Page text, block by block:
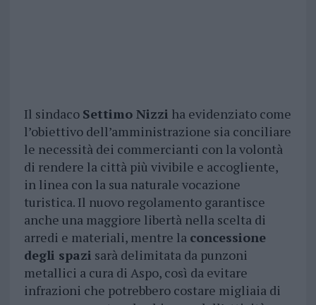
Il sindaco Settimo Nizzi ha evidenziato come
l’obiettivo dell’amministrazione sia conciliare
le necessità dei commercianti con la volontà
di rendere la città più vivibile e accogliente,
in linea con la sua naturale vocazione
turistica. Il nuovo regolamento garantisce
anche una maggiore libertà nella scelta di
arredi e materiali, mentre la concessione
degli spazi sarà delimitata da punzoni
metallici a cura di Aspo, così da evitare
infrazioni che potrebbero costare migliaia di